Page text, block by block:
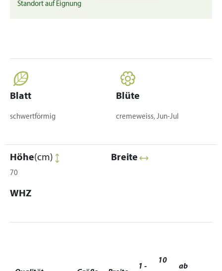
Standort auf Eignung
Blatt
schwertförmig
Blüte
cremeweiss, Jun-Jul
Höhe(cm)
70
Breite
WHZ
1 -
10
ab